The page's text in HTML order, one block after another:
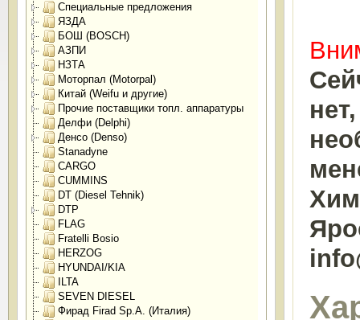
Специальные предложения
ЯЗДА
БОШ (BOSCH)
АЗПИ
НЗТА
Моторпал (Motorpal)
Китай (Weifu и другие)
Прочие поставщики топл. аппаратуры
Делфи (Delphi)
Денсо (Denso)
Stanadyne
CARGO
CUMMINS
DT (Diesel Tehnik)
DTP
FLAG
Fratelli Bosio
HERZOG
HYUNDAI/KIA
ILTA
SEVEN DIESEL
Фирад Firad Sp.A. (Италия)